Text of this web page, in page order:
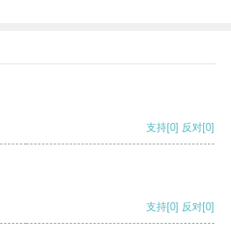
支持[0] 反对[0]
支持[0] 反对[0]